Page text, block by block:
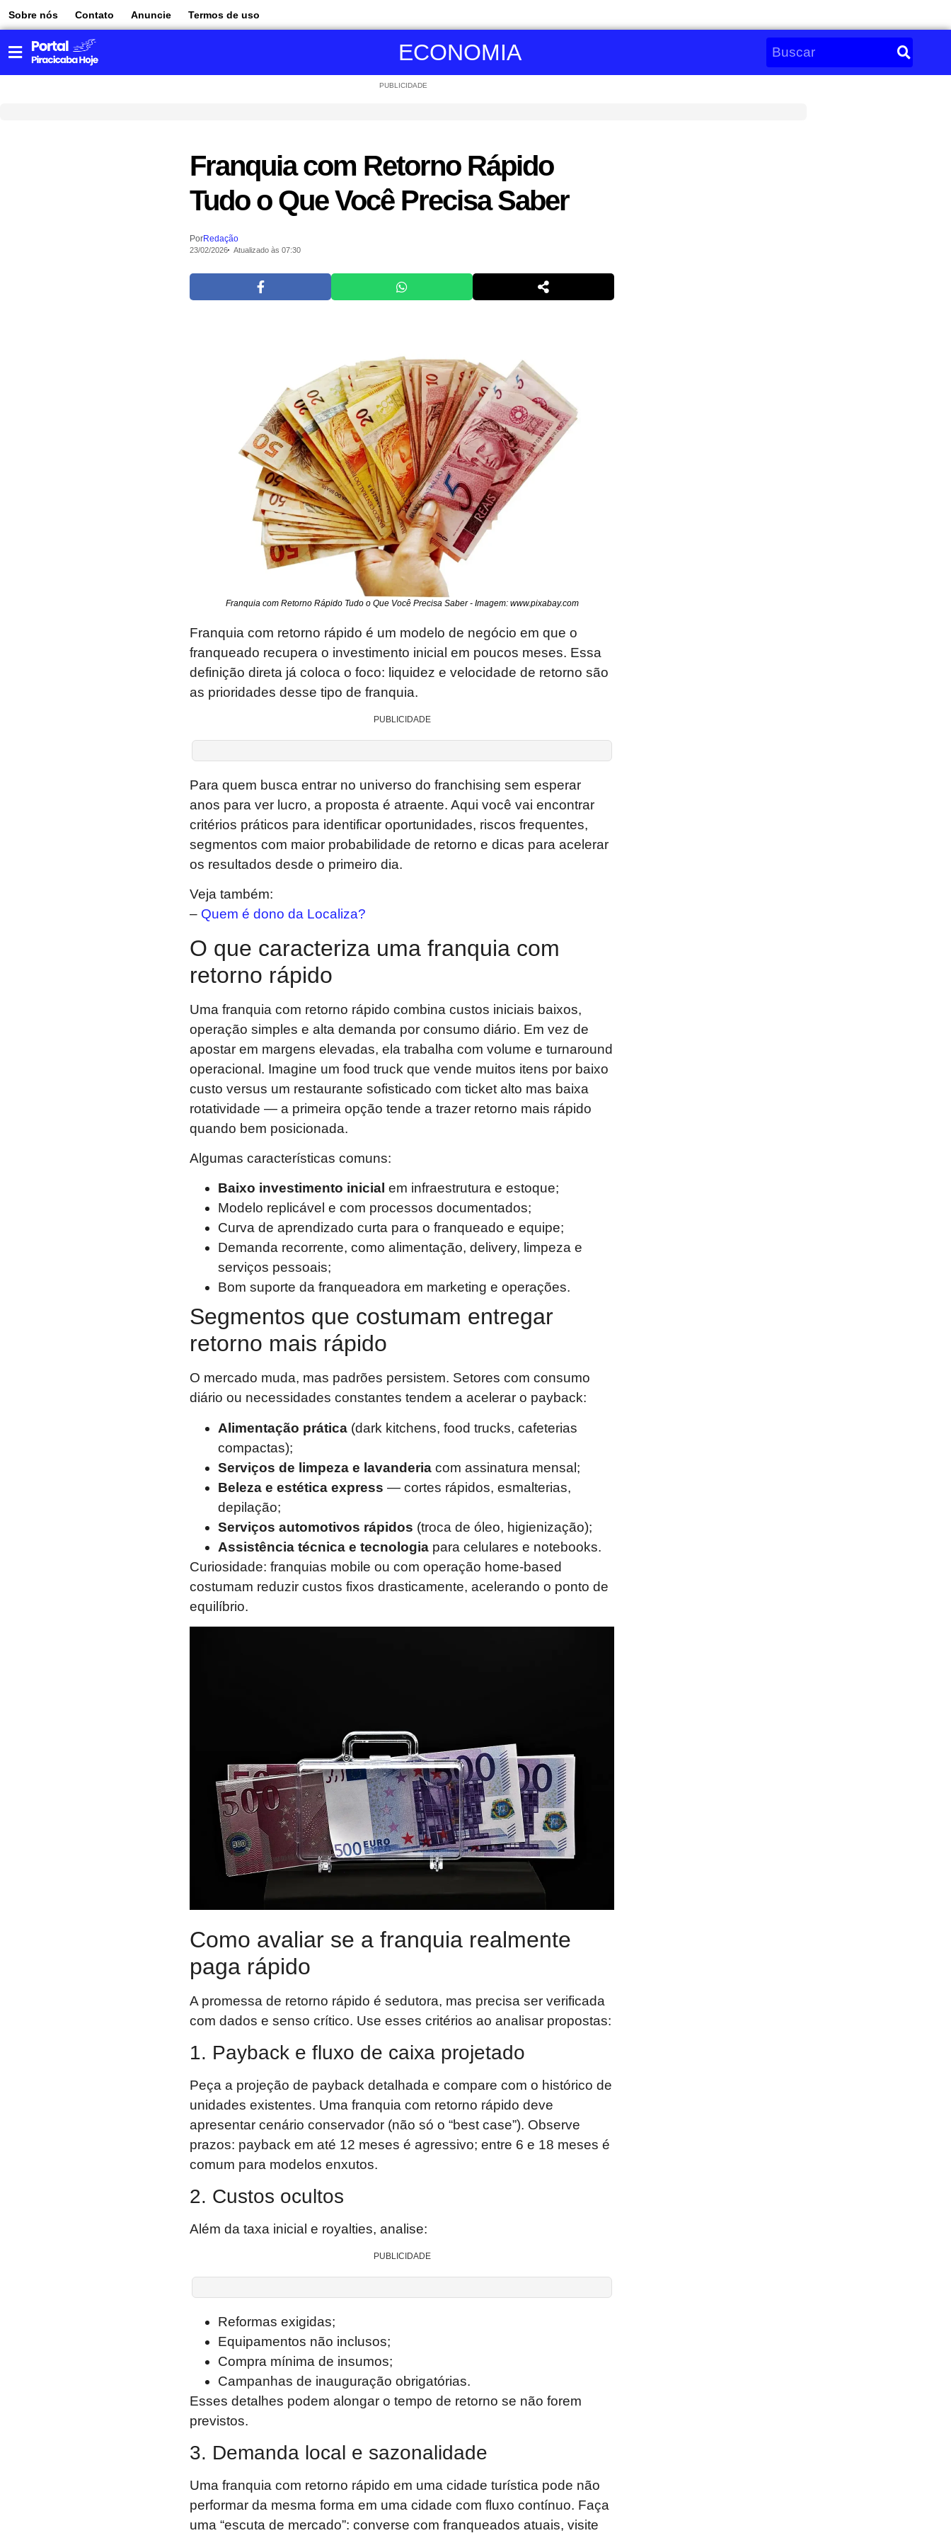
Sobre nós Contato Anuncie Termos de uso
ECONOMIA
PUBLICIDADE
Franquia com Retorno Rápido
Tudo o Que Você Precisa Saber
PorRedação
23/02/2026 Atualizado às 07:30
Franquia com Retorno Rápido Tudo o Que Você Precisa Saber - Imagem: www.pixabay.com
Franquia com retorno rápido é um modelo de negócio em que o
franqueado recupera o investimento inicial em poucos meses. Essa
definição direta já coloca o foco: liquidez e velocidade de retorno são
as prioridades desse tipo de franquia.
PUBLICIDADE
Para quem busca entrar no universo do franchising sem esperar
anos para ver lucro, a proposta é atraente. Aqui você vai encontrar
critérios práticos para identificar oportunidades, riscos frequentes,
segmentos com maior probabilidade de retorno e dicas para acelerar
os resultados desde o primeiro dia.
Veja também:
– Quem é dono da Localiza?
O que caracteriza uma franquia com
retorno rápido
Uma franquia com retorno rápido combina custos iniciais baixos,
operação simples e alta demanda por consumo diário. Em vez de
apostar em margens elevadas, ela trabalha com volume e turnaround
operacional. Imagine um food truck que vende muitos itens por baixo
custo versus um restaurante sofisticado com ticket alto mas baixa
rotatividade — a primeira opção tende a trazer retorno mais rápido
quando bem posicionada.
Algumas características comuns:
Baixo investimento inicial em infraestrutura e estoque;
Modelo replicável e com processos documentados;
Curva de aprendizado curta para o franqueado e equipe;
Demanda recorrente, como alimentação, delivery, limpeza e
serviços pessoais;
Bom suporte da franqueadora em marketing e operações.
Segmentos que costumam entregar
retorno mais rápido
O mercado muda, mas padrões persistem. Setores com consumo
diário ou necessidades constantes tendem a acelerar o payback:
Alimentação prática (dark kitchens, food trucks, cafeterias
compactas);
Serviços de limpeza e lavanderia com assinatura mensal;
Beleza e estética express — cortes rápidos, esmalterias,
depilação;
Serviços automotivos rápidos (troca de óleo, higienização);
Assistência técnica e tecnologia para celulares e notebooks.
Curiosidade: franquias mobile ou com operação home-based
costumam reduzir custos fixos drasticamente, acelerando o ponto de
equilíbrio.
Como avaliar se a franquia realmente
paga rápido
A promessa de retorno rápido é sedutora, mas precisa ser verificada
com dados e senso crítico. Use esses critérios ao analisar propostas:
1. Payback e fluxo de caixa projetado
Peça a projeção de payback detalhada e compare com o histórico de
unidades existentes. Uma franquia com retorno rápido deve
apresentar cenário conservador (não só o “best case”). Observe
prazos: payback em até 12 meses é agressivo; entre 6 e 18 meses é
comum para modelos enxutos.
2. Custos ocultos
Além da taxa inicial e royalties, analise:
PUBLICIDADE
Reformas exigidas;
Equipamentos não inclusos;
Compra mínima de insumos;
Campanhas de inauguração obrigatórias.
Esses detalhes podem alongar o tempo de retorno se não forem
previstos.
3. Demanda local e sazonalidade
Uma franquia com retorno rápido em uma cidade turística pode não
performar da mesma forma em uma cidade com fluxo contínuo. Faça
uma “escuta de mercado”: converse com franqueados atuais, visite